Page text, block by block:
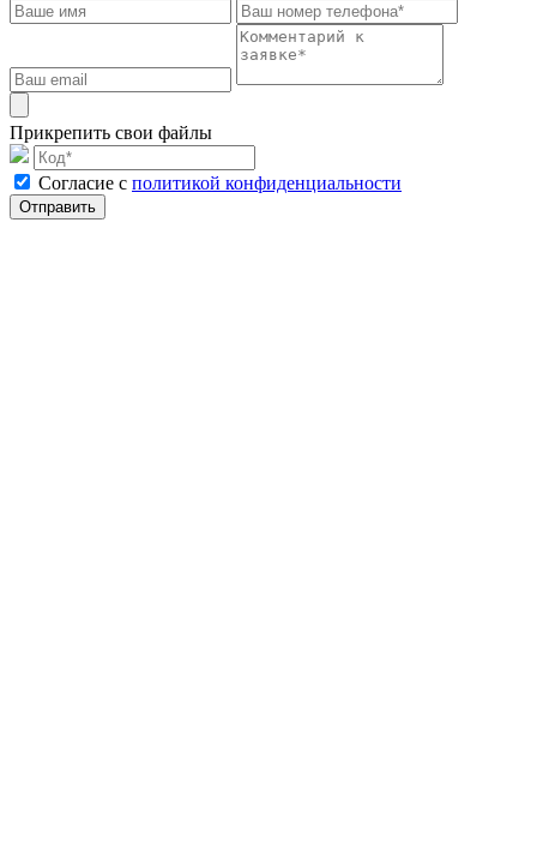
Прикрепить свои файлы
Cогласие с политикой конфиденциальности
Отправить